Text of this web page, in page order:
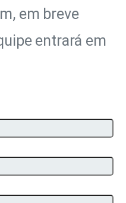
em breve
entrará em